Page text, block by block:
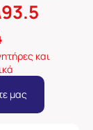
και
μας